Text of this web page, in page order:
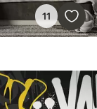
11